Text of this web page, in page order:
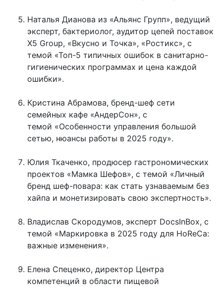
Наталья Дианова из «Альянс Групп», ведущий
эксперт, бактериолог, аудитор цепей поставок
X5 Group, «Вкусно и Точка», «Ростикс», с
темой «Топ-5 типичных ошибок в санитарно-
гигиенических программах и цена каждой
ошибки».
Кристина Абрамова, бренд-шеф сети
семейных кафе «АндерСон», с
темой «Особенности управления большой
сетью, нюансы работы в 2025 году».
Юлия Ткаченко, продюсер гастрономических
проектов «Мамка Шефов», с темой «Личный
бренд шеф-повара: как стать узнаваемым без
хайпа и монетизировать свою экспертность».
Владислав Скородумов, эксперт DocsInBox, с
темой «Маркировка в 2025 году для HoReCa:
важные изменения».
Елена Спеценко, директор Центра
компетенций в области пищевой